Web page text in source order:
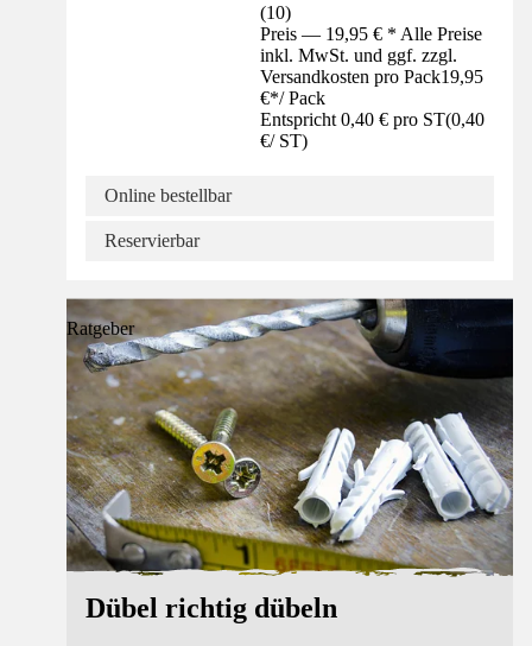
(10)
Preis — 19,95 € * Alle Preise
inkl. MwSt. und ggf. zzgl.
Versandkosten pro Pack19,95
€*/ Pack
Entspricht 0,40 € pro ST(0,40
€/ ST)
Online bestellbar
Reservierbar
Ratgeber
Dübel richtig dübeln